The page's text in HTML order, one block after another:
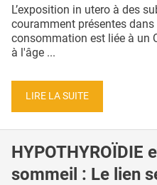
L’exposition in utero à des
couramment présentes
consommation est liée à un
à l'âge ...
LIRE LA SUITE
HYPOTHYROÏDIE
sommeil : Le lien